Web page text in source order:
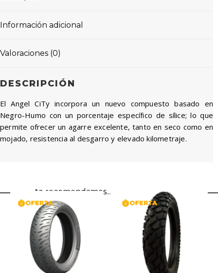
Información adicional
Valoraciones (0)
DESCRIPCIÓN
El Angel CiTy incorpora un nuevo compuesto basado en
Negro-Humo con un porcentaje específico de sílice; lo que
permite ofrecer un agarre excelente, tanto en seco como en
mojado, resistencia al desgarro y elevado kilometraje.
te recomendamos...